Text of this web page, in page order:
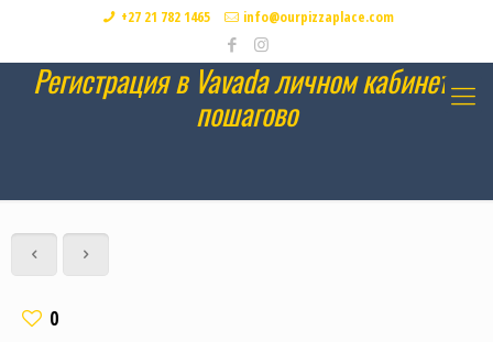
+27 21 782 1465 info@ourpizzaplace.com
Регистрация в Vavada личном кабинете
пошагово
0